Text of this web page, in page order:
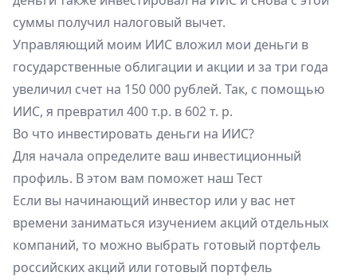
суммы получил налоговый вычет.
Управляющий моим ИИС вложил мои деньги в
государственные облигации и акции и за три года
увеличил счет на 150 000 рублей. Так, с помощью
ИИС, я превратил 400 т.р. в 602 т. р.
Во что инвестировать деньги на ИИС?
Для начала определите ваш инвестиционный
профиль. В этом вам поможет наш Тест
Если вы начинающий инвестор или у вас нет
времени заниматься изучением акций отдельных
компаний, то можно выбрать готовый портфель
российских акций или готовый портфель